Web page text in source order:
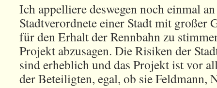
Ich appelliere deswegen noch einmal
Stadtverordnete einer Stadt mit großer
für den Erhalt der Rennbahn zu
Projekt abzusagen. Die Risiken der
sind erheblich und das Projekt ist vor
der Beteiligten, egal, ob sie Feldmann,